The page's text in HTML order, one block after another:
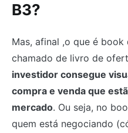
B3?
Mas, afinal ,o que é book
chamado de livro de
investidor consegue
compra e venda que
mercado. Ou seja, no
quem está negociando